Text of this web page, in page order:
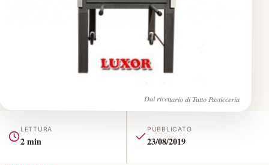
Dal ricettario di Tutto Pasticceria
LETTURA
2 min
PUBBLICATO
23/08/2019